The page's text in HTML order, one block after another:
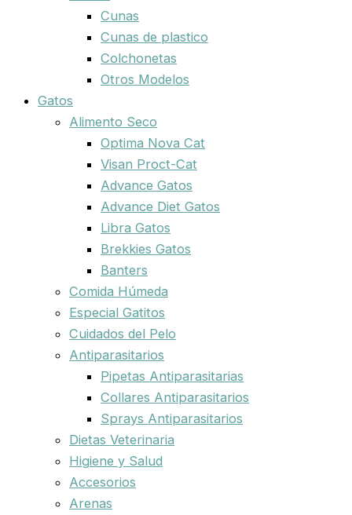
Cunas
Cunas de plastico
Colchonetas
Otros Modelos
Gatos
Alimento Seco
Optima Nova Cat
Visan Proct-Cat
Advance Gatos
Advance Diet Gatos
Libra Gatos
Brekkies Gatos
Banters
Comida Húmeda
Especial Gatitos
Cuidados del Pelo
Antiparasitarios
Pipetas Antiparasitarias
Collares Antiparasitarios
Sprays Antiparasitarios
Dietas Veterinaria
Higiene y Salud
Accesorios
Arenas